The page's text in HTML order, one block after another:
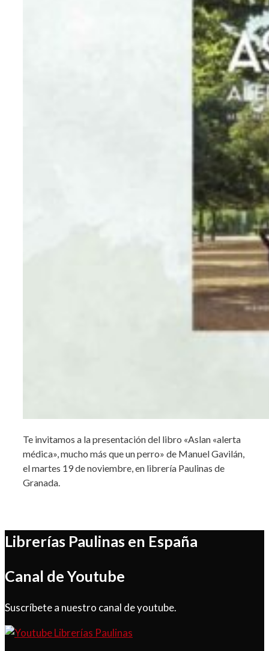
Te invitamos a la presentación del libro «Aslan «alerta
médica», mucho más que un perro» de Manuel Gavilán,
el martes 19 de noviembre, en librería Paulinas de
Granada.
Librerías Paulinas en España
Canal de Youtube
Suscríbete a nuestro canal de youtube.